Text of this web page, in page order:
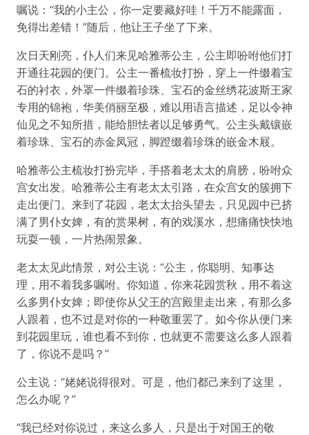
嘱说：“我的小主公，你一定要藏好哇！千万不能露面，
免得出差错！”随后，他让王子坐了下来。
次日天刚亮，仆人们来见哈雅蒂公主，公主即吩咐他们打
开通往花园的便门。公主一番梳妆打扮，穿上一件缀着宝
石的衬衣，外罩一件缀着珍珠、宝石的金丝绣花波斯王家
专用的锦袍，华美俏丽至极，难以用语言描述，足以令神
仙见之不知所措，能给胆怯者以足够勇气。公主头戴镶嵌
着珍珠、宝石的赤金凤冠，脚蹬缀着珍珠的嵌金木屐。
哈雅蒂公主梳妆打扮完毕，手搭着老太太的肩膀，吩咐众
宫女出发。哈雅蒂公主有老太太引路，在众宫女的簇拥下
走出便门。来到了花园，老太太抬头望去，只见园中已挤
满了男仆女婢，有的赏果树，有的戏溪水，想痛痛快快地
玩耍一顿，一片热闹景象。
老太太见此情景，对公主说：“公主，你聪明、知事达
理，用不着我多嘱咐。你知道，你来花园赏秋，用不着这
么多男仆女婢；即使你从父王的宫殿里走出来，有那么多
人跟着，也不过是对你的一种敬重罢了。如今你从便门来
到花园里玩，谁也看不到你，也就更不需要这么多人跟着
了，你说不是吗？”
公主说：“姥姥说得很对。可是，他们都己来到了这里，
怎么办呢？”
“我已经对你说过，来这么多人，只是出于对国王的敬